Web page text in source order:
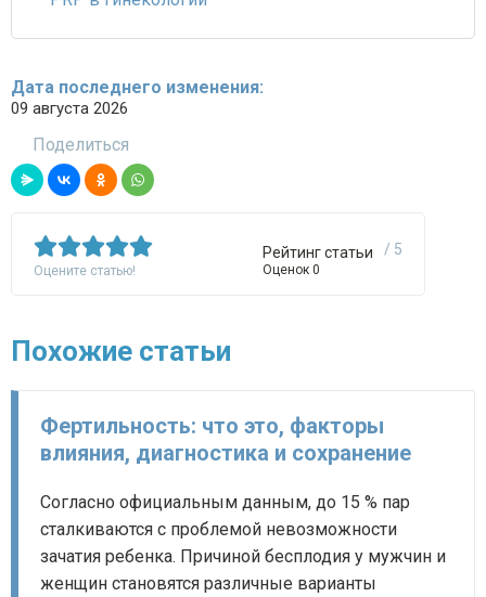
Дата последнего изменения:
09 августа 2026
Поделиться
Оцените статью!
Рейтинг статьи / 5
Оценок 0
Похожие статьи
Фертильность: что это, факторы
влияния, диагностика и сохранение
Согласно официальным данным, до 15 % пар
сталкиваются с проблемой невозможности
зачатия ребенка. Причиной бесплодия у мужчин и
женщин становятся различные варианты